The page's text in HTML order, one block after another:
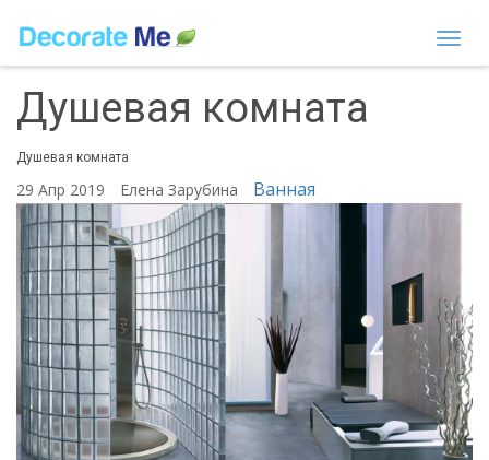
Душевая комната
Душевая комната
29 Апр 2019 Елена Зарубина Ванная